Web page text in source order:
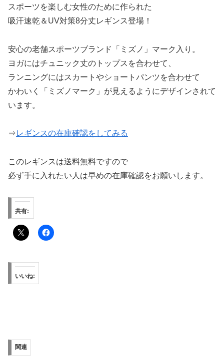
スポーツを楽しむ女性のために作られた
吸汗速乾＆UV対策8分丈レギンス登場！
安心の老舗スポーツブランド「ミズノ」マーク入り。
ヨガにはチュニック丈のトップスを合わせて、
ランニングにはスカートやショートパンツを合わせて
かわいく「ミズノマーク」が見えるようにデザインされて
います。
⇒レギンスの在庫確認をしてみる
このレギンスは送料無料ですので
必ず手に入れたい人は早めの在庫確認をお願いします。
共有:
いいね:
関連